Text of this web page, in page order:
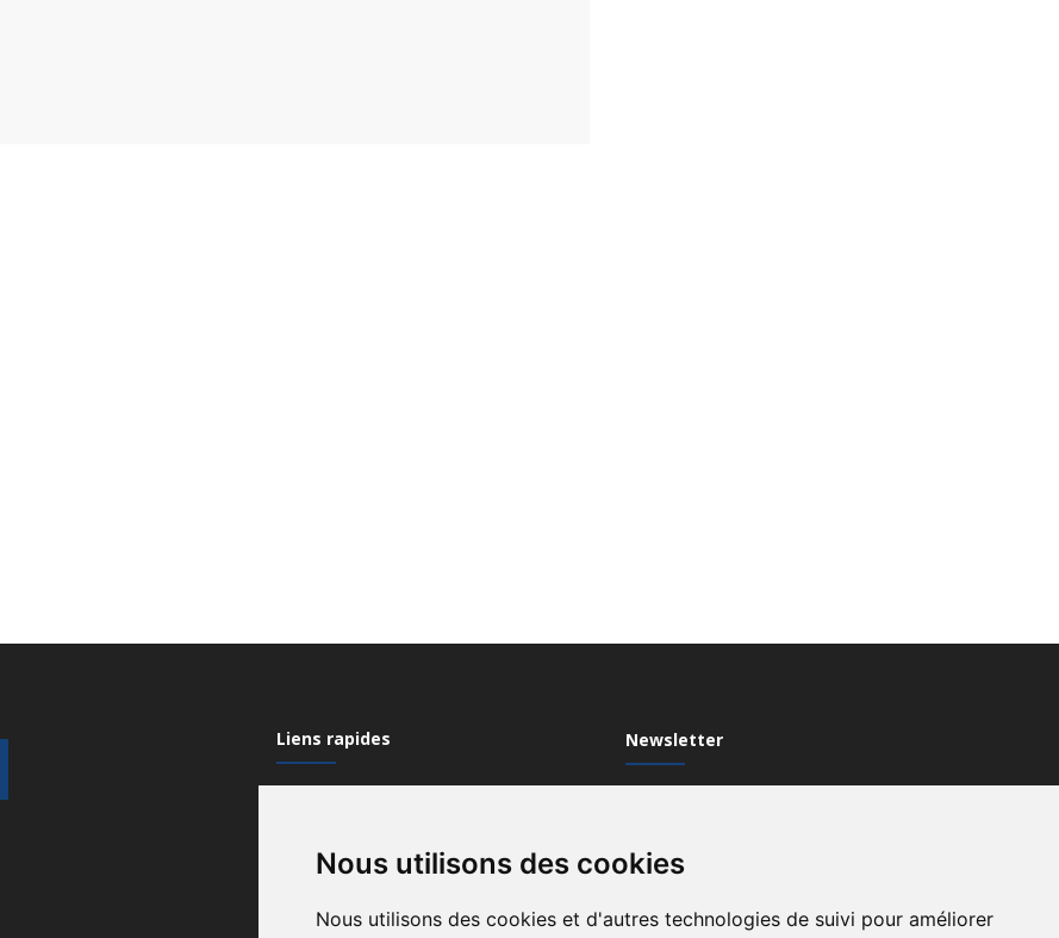
Nous utilisons des cookies
Nous utilisons des cookies et d'autres technologies de suivi pour améliorer
Liens rapides
Contactez-nous
Newsletter